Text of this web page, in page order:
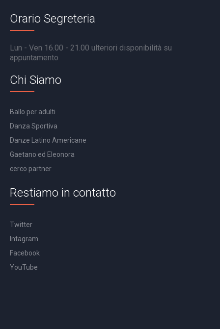
Orario Segreteria
Lun - Ven 16.00 - 21.00 ulteriori disponibilità su
appuntamento
Chi Siamo
Ballo per adulti
Danza Sportiva
Danze Latino Americane
Gaetano ed Eleonora
cerco partner
Restiamo in contatto
Twitter
Intagram
Facebook
YouTube